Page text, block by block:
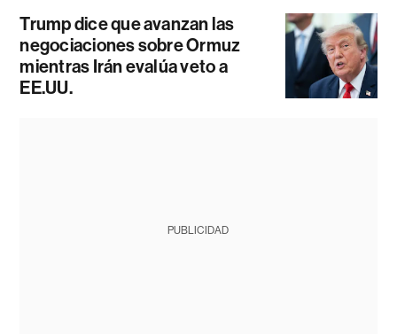
Trump dice que avanzan las
negociaciones sobre Ormuz
mientras Irán evalúa veto a
EE.UU.
PUBLICIDAD